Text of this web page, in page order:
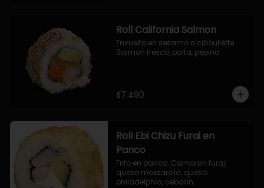
Roll California Salmon
Envuelto en sesamo o ciboullette.
Salmon fresco, palta, pepino.
$7.490
Roll Ebi Chizu Furai en
Panco
Frito en panco. Camaron furai,
queso mozzarella, queso
philadelphia, cebollin.